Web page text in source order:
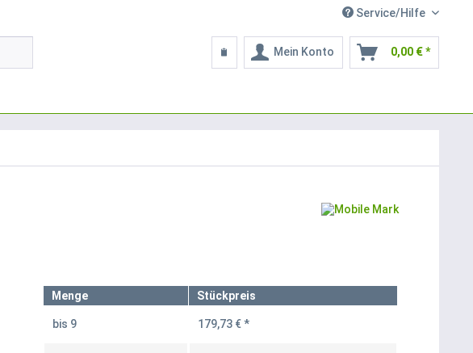
Service/Hilfe
Mein Konto 0,00 € *
Menge Stückpreis
bis 9 179,73 € *